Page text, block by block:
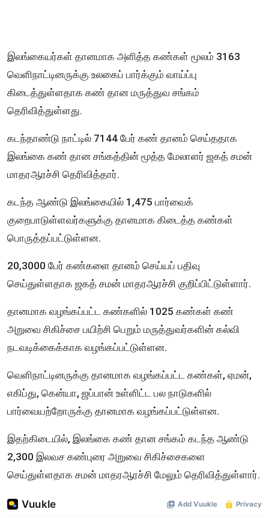
இலங்கையர்கள் தானமாக அளித்த கண்கள் மூலம் 3163
வெளிநாட்டினருக்கு உலகைப் பார்க்கும் வாய்ப்பு
கிடைத்துள்ளதாக கண் தான மருத்துவ சங்கம்
தெரிவித்துள்ளது.
கடந்தாண்டு நாட்டில் 7144 பேர் கண் தானம் செய்ததாக
இலங்கை கண் தான சங்கத்தின் மூத்த மேலாளர் ஜகத் சமன்
மாதரஆரச்சி தெரிவித்தார்.
கடந்த ஆண்டு இலங்கையில் 1,475 பார்வைக்
குறைபாடுள்ளவர்களுக்கு தானமாக கிடைத்த கண்கள்
பொருத்தப்பட்டுள்ளன.
20,3000 பேர் கண்களை தானம் செய்யப் பதிவு
செய்துள்ளதாக ஜகத் சமன் மாதரஆரச்சி குறிப்பிட்டுள்ளார்.
தானமாக வழங்கப்பட்ட கண்களில் 1025 கண்கள் கண்
அறுவை சிகிச்சை பயிற்சி பெறும் மருத்துவர்களின் கல்வி
நடவடிக்கைக்காக வழங்கப்பட்டுள்ளன.
வெளிநாட்டினருக்கு தானமாக வழங்கப்பட்ட கண்கள், ஏமன்,
எகிப்து, கென்யா, ஜப்பான் உள்ளிட்ட பல நாடுகளில்
பார்வையற்றோருக்கு தானமாக வழங்கப்பட்டுள்ளன.
இதற்கிடையில், இலங்கை கண் தான சங்கம் கடந்த ஆண்டு
2,300 இலவச கண்புரை அறுவை சிகிச்சைகளை
செய்துள்ளதாக சமன் மாதரஆரச்சி மேலும் தெரிவித்துள்ளார்.